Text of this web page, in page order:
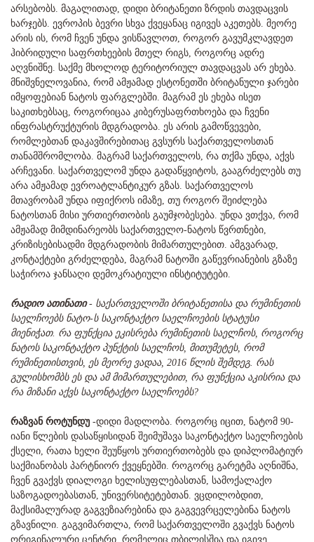
არსებობს. მაგალითად, დიდი ბრიტანეთი ზრდის თავდაცვის
ხარჯებს. ევროპის ბევრი სხვა ქვეყანაც იგივეს აკეთებს. მეორე
არის ის, რომ ჩვენ უნდა ვისწავლოთ, როგორ გავუმკლავდეთ
ჰიბრიდული საფრთხეების მთელ რიგს, როგორც ადრე
აღვნიშნე. საქმე მხოლოდ ტერიტორიულ თავდაცვას არ ეხება.
მნიშვნელოვანია, რომ ამჟამად ესტონეთში ბრიტანული ჯარები
იმყოფებიან ნატოს ფარგლებში. მაგრამ ეს ეხება ისეთ
საკითხებსაც, როგორიცაა კიბერუსაფრთხოება და ჩვენი
ინფრასტრუქტურის მდგრადობა. ეს არის გამოწვევები,
რომლებთან დაკავშირებითაც გვსურს საქართველოსთან
თანამშრომლობა. მაგრამ საქართველოს, რა თქმა უნდა, აქვს
არჩევანი. საქართველომ უნდა გადაწყვიტოს, გააგრძელებს თუ
არა ამჟამად ევროატლანტიკურ გზას. საქართველოს
მთავრობამ უნდა იფიქროს იმაზე, თუ როგორ შეიძლება
ნატოსთან მისი ურთიერთობის გაუმჯობესება. უნდა ვთქვა, რომ
ამჟამად მიმდინარეობს საქართველო-ნატოს წვრთნები,
კრიზისებისადმი მდგრადობის მიმართულებით. ამგვარად,
კონტაქტები გრძელდება, მაგრამ ნატოში გაწევრიანების გზაზე
საჭიროა ჯანსაღი დემოკრატიული ინსტიტუტები.
რადიო ათინათი- საქართველოში ბრიტანეთისა და რუმინეთის
საელჩოებს ნატო-ს საკონტაქტო საელჩოების სტატუსი
მიენიჭათ. რა ფუნქცია ეკისრება რუმინეთის საელჩოს, როგორც
ნატოს საკონტაქტო პუნქტის საელჩოს, მითუმეტეს, რომ
რუმინეთისთვის, ეს მეორე ვადაა, 2016 წლის შემდეგ. რას
გულისხომბს ეს და ამ მიმართულებით, რა ფუნქცია აკისრია და
რა მიზანი აქვს საკონტაქტო საელჩოებს?
რაზვან როტუნდუ -დიდი მადლობა. როგორც იცით, ნატომ 90-
იანი წლების დასაწყისიდან შეიმუშავა საკონტაქტო საელჩოების
ქსელი, რათა ხელი შეუწყოს ურთიერთობებს და დიპლომატიურ
საქმიანობას პარტნიორ ქვეყნებში. როგორც გარეტმა აღნიშნა,
ჩვენ გვაქვს დიალოგი ხელისუფლებასთან, სამოქალაქო
საზოგადოებასთან, უნივერსიტეტებთან. ვცდილობდით,
მაქსიმალურად გაგვეზიარებინა და გაგვევრცელებინა ნატოს
გზავნილი. გაგვიმართლა, რომ საქართველოში გვაქვს ნატოს
ორიგინალური ცენტრი, რომელიც თბილისშია და იგივე